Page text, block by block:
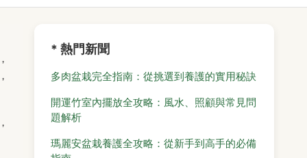
* 熱門新聞
多肉盆栽完全指南：從挑選到養護的實用秘訣
開運竹室內擺放全攻略：風水、照顧與常見問
題解析
瑪麗安盆栽養護全攻略：從新手到高手的必備